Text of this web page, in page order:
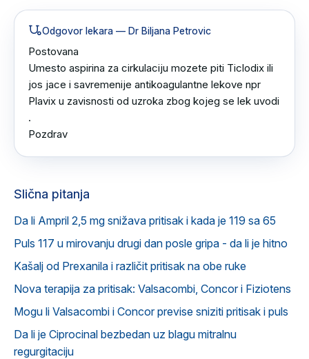
Odgovor lekara — Dr Biljana Petrovic
Postovana
Umesto aspirina za cirkulaciju mozete piti Ticlodix ili
jos jace i savremenije antikoagulantne lekove npr
Plavix u zavisnosti od uzroka zbog kojeg se lek uvodi
.
Pozdrav
Slična pitanja
Da li Ampril 2,5 mg snižava pritisak i kada je 119 sa 65
Puls 117 u mirovanju drugi dan posle gripa - da li je hitno
Kašalj od Prexanila i različit pritisak na obe ruke
Nova terapija za pritisak: Valsacombi, Concor i Fiziotens
Mogu li Valsacombi i Concor previse sniziti pritisak i puls
Da li je Ciprocinal bezbedan uz blagu mitralnu
regurgitaciju